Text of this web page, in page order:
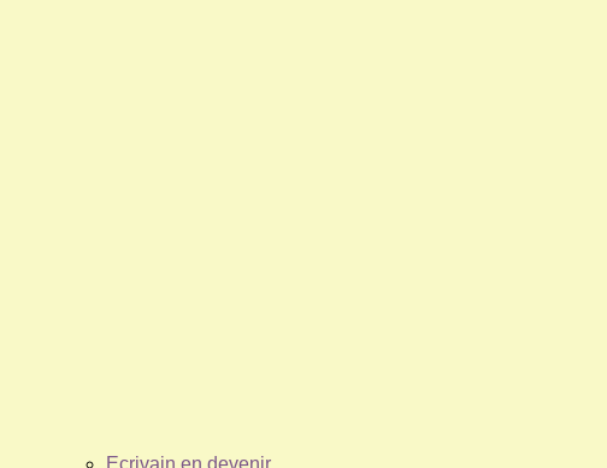
Ecrivain en devenir